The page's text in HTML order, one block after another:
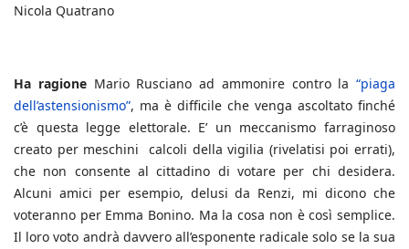
Nicola Quatrano
Ha ragioneMario Rusciano ad ammonire contro la “piaga
dell’astensionismo”, ma è difficile che venga ascoltato finché
c’è questa legge elettorale. E’ un meccanismo farraginoso
creato per meschini calcoli della vigilia (rivelatisi poi errati),
che non consente al cittadino di votare per chi desidera.
Alcuni amici per esempio, delusi da Renzi, mi dicono che
voteranno per Emma Bonino. Ma la cosa non è così semplice.
Il loro voto andrà davvero all’esponente radicale solo se la sua